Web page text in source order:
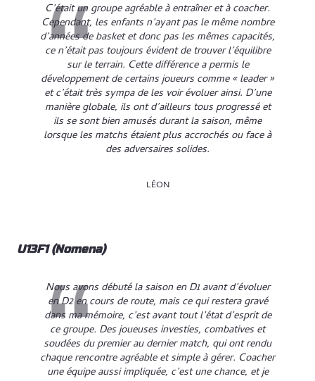
C’était un groupe agréable à entraîner et à coacher.
Cependant, les enfants n’ayant pas le même nombre
d’années de basket et donc pas les mêmes capacités,
ce n’était pas toujours évident de trouver l’équilibre
sur le terrain. Cette différence a permis le
développement de certains joueurs comme « leader »
et c’était très sympa de les voir évoluer ainsi. D’une
manière globale, ils ont d’ailleurs tous progressé et
ils se sont bien amusés durant la saison, même
lorsque les matchs étaient plus accrochés ou face à
des adversaires solides.
LÉON
U13F1 (Nomena)
Nous avons débuté la saison en D1 avant d’évoluer
en D2 en cours de route, mais ce qui restera gravé
dans ma mémoire, c’est avant tout l’état d’esprit de
ce groupe. Des joueuses investies, combatives et
soudées du premier au dernier match, qui ont rendu
chaque rencontre agréable et simple à gérer. Coacher
une équipe aussi impliquée, c’est une chance, et je